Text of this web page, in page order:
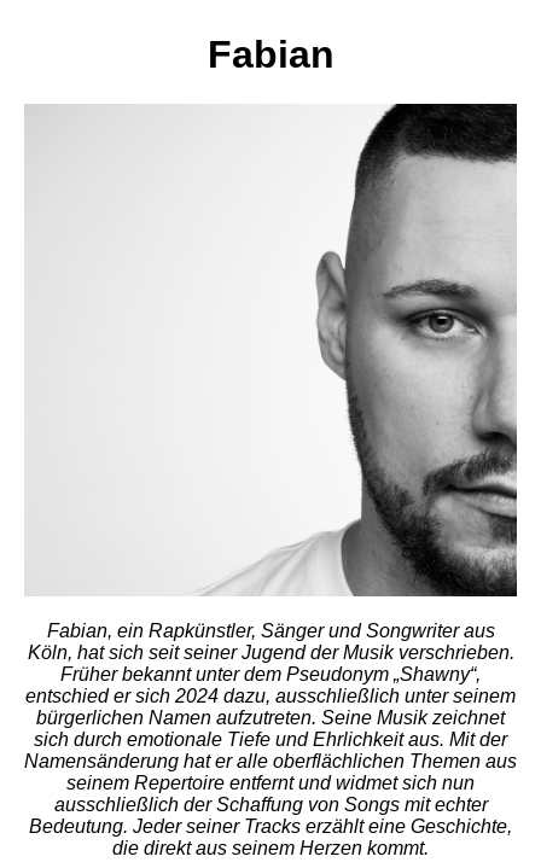
Fabian
Fabian, ein Rapkünstler, Sänger und Songwriter aus
Köln, hat sich seit seiner Jugend der Musik verschrieben.
Früher bekannt unter dem Pseudonym „Shawny“,
entschied er sich 2024 dazu, ausschließlich unter seinem
bürgerlichen Namen aufzutreten. Seine Musik zeichnet
sich durch emotionale Tiefe und Ehrlichkeit aus. Mit der
Namensänderung hat er alle oberflächlichen Themen aus
seinem Repertoire entfernt und widmet sich nun
ausschließlich der Schaffung von Songs mit echter
Bedeutung. Jeder seiner Tracks erzählt eine Geschichte,
die direkt aus seinem Herzen kommt.